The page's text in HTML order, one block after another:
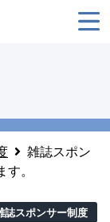
雑誌スポン
。
誌スポンサー制度